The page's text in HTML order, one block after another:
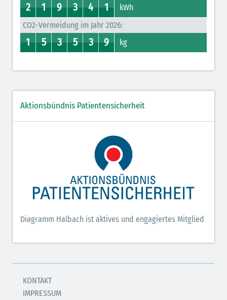
1
2
2 0
1
1 8
9
9 7
3
3 0
4
4 0
1
1
kWh
CO2-Vermeidung im Jahr 2026:
0
1
1 4
5
5 2
3
3 0
5
5 0
3
3 0
9
9 kg
Aktionsbündnis Patientensicherheit
Diagramm Halbach ist aktives und engagiertes Mitglied
KONTAKT
IMPRESSUM